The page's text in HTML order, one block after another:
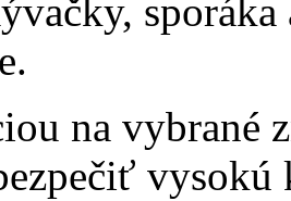
na vybrané